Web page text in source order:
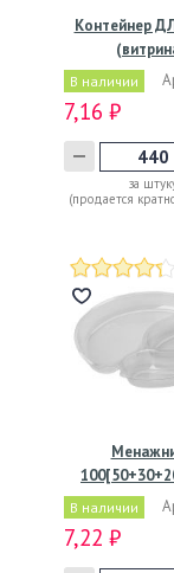
Контейнер
В наличии
7,16 ₽
за
(продается
секц.
В наличии
7,22 ₽